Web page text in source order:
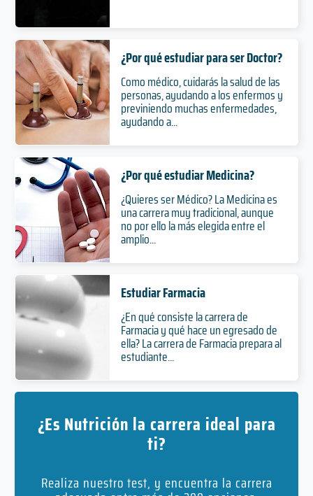
¿Por qué estudiar para ser Doctor?
Como médico, cuidarás la salud de las
personas, ayudando a los enfermos y
previniendo muchas enfermedades,
ayudando a...
¿Por qué estudiar Medicina?
¿Quieres ser Médico? La Medicina es
una carrera muy tradicional, aunque
no por ello la más elegida entre el
amplio...
Estudiar Farmacia
¿En qué consiste la carrera de
Farmacia y qué hace un egresado de
ella? La carrera de Farmacia prepara al
estudiante...
¿Es Nutrición la carrera ideal para
ti?
Realiza nuestro test, y encuentra la carrera